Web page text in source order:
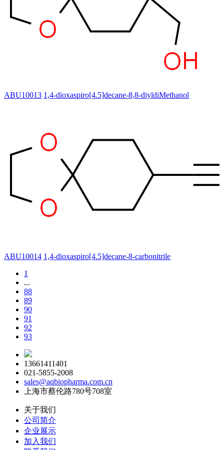
ABU10013 1,4-dioxaspiro[4.5]decane-8,8-diyldiMethanol
ABU10014 1,4-dioxaspiro[4.5]decane-8-carbonitrile
1
...
88
89
90
91
92
93
13661411401
021-5855-2008
sales@aqbiopharma.com.cn
上海市蔡伦路780号708室
关于我们
公司简介
企业展示
加入我们